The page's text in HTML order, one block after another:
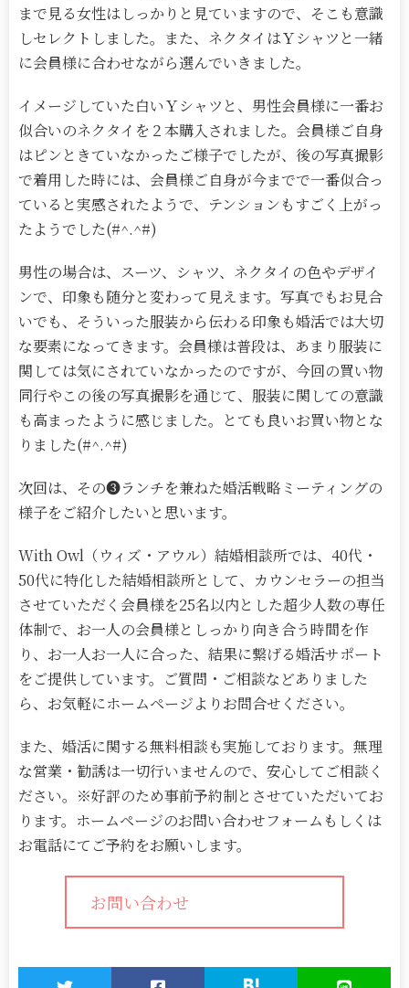
まで見る女性はしっかりと見ていますので、そこも意識
しセレクトしました。また、ネクタイはＹシャツと一緒
に会員様に合わせながら選んでいきました。
イメージしていた白いＹシャツと、男性会員様に一番お
似合いのネクタイを２本購入されました。会員様ご自身
はピンときていなかったご様子でしたが、後の写真撮影
で着用した時には、会員様ご自身が今までで一番似合っ
ていると実感されたようで、テンションもすごく上がっ
たようでした(#^.^#)
男性の場合は、スーツ、シャツ、ネクタイの色やデザイ
ンで、印象も随分と変わって見えます。写真でもお見合
いでも、そういった服装から伝わる印象も婚活では大切
な要素になってきます。会員様は普段は、あまり服装に
関しては気にされていなかったのですが、今回の買い物
同行やこの後の写真撮影を通じて、服装に関しての意識
も高まったように感じました。とても良いお買い物とな
りました(#^.^#)
次回は、その❸ランチを兼ねた婚活戦略ミーティングの
様子をご紹介したいと思います。
With Owl（ウィズ・アウル）結婚相談所では、40代・
50代に特化した結婚相談所として、カウンセラーの担当
させていただく会員様を25名以内とした超少人数の専任
体制で、お一人の会員様としっかり向き合う時間を作
り、お一人お一人に合った、結果に繋げる婚活サポート
をご提供しています。ご質問・ご相談などありました
ら、お気軽にホームページよりお問合せください。
また、婚活に関する無料相談も実施しております。無理
な営業・勧誘は一切行いませんので、安心してご相談く
ださい。※好評のため事前予約制とさせていただいてお
ります。ホームページのお問い合わせフォームもしくは
お電話にてご予約をお願いします。
お問い合わせ